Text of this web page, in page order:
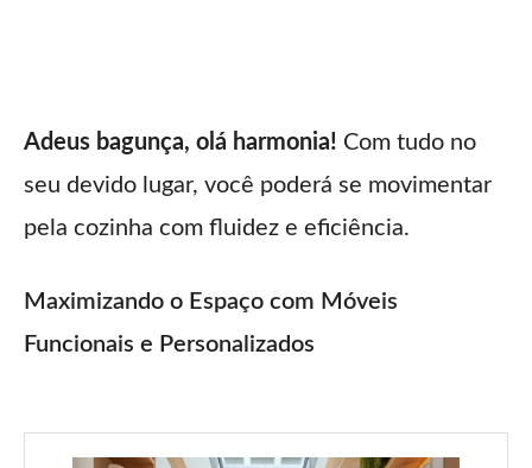
Adeus bagunça, olá harmonia! Com tudo no
seu devido lugar, você poderá se movimentar
pela cozinha com fluidez e eficiência.
Maximizando o Espaço com Móveis
Funcionais e Personalizados